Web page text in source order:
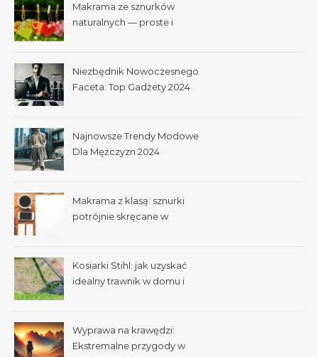
Makrama ze sznurków
naturalnych — proste i
Niezbędnik Nowoczesnego
Faceta: Top Gadżety 2024
Najnowsze Trendy Modowe
Dla Mężczyzn 2024
Makrama z klasą: sznurki
potrójnie skręcane w
Kosiarki Stihl: jak uzyskać
idealny trawnik w domu i
Wyprawa na krawędzi:
Ekstremalne przygody w